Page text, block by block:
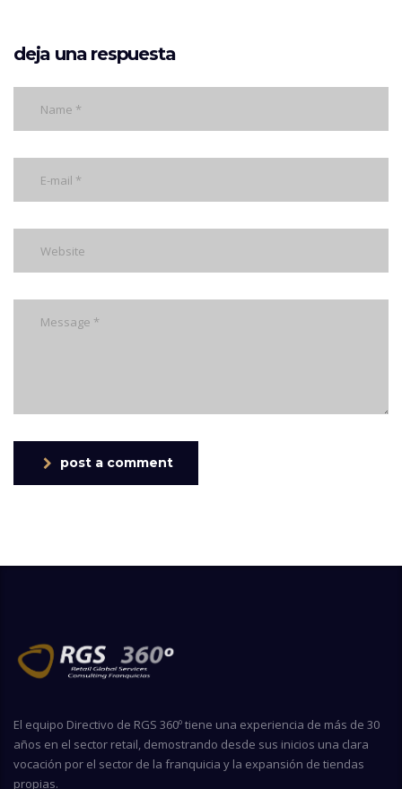
deja una respuesta
post a comment
El equipo Directivo de RGS 360º tiene una experiencia de más de 30
años en el sector retail, demostrando desde sus inicios una clara
vocación por el sector de la franquicia y la expansión de tiendas
propias.